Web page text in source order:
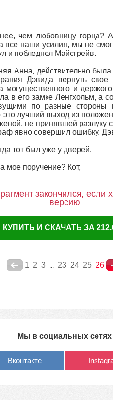
чем любовницу
все наши усилия, мы не
и побледнел Майсгрейв.
Анна, действительно
Дэвида вернуть
могущественного и
в его замке Ленгхольм, а
по разные стороны
это лучший выход из
не принявшей разлуку
явно совершил ошибку.
тот был уже у дверей.
мое поручение? Кот,
закончился, если
версию
КУПИТЬ И СКАЧАТЬ ЗА
1 2 3 ... 23 24 25 26
Мы в социальных сетях
Вконтакте